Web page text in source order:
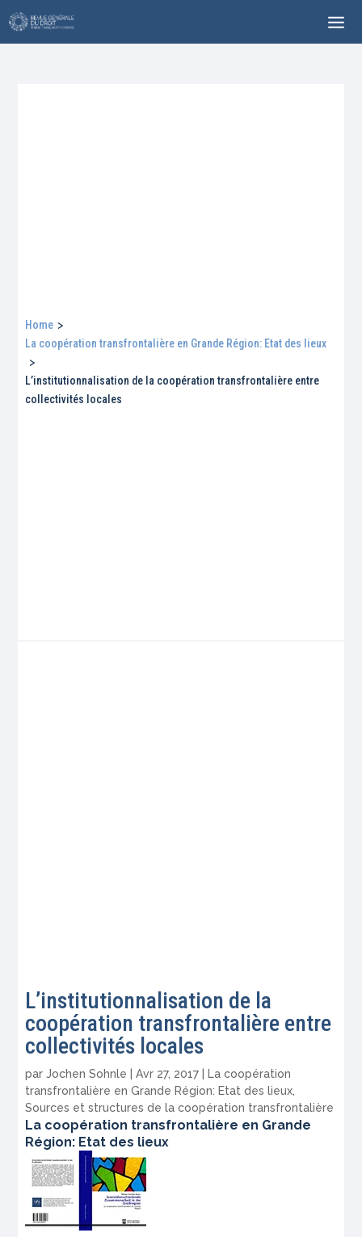
Home >
La coopération transfrontalière en Grande Région: Etat des lieux
>
L’institutionnalisation de la coopération transfrontalière entre
collectivités locales
L’institutionnalisation de la
coopération transfrontalière entre
collectivités locales
parJochen Sohnle |Avr 27, 2017 |La coopération
transfrontalière en Grande Région: Etat des lieux
Sources et structures de la coopération transfrontalière
La coopération transfrontalière en Grande
Région: Etat des lieux